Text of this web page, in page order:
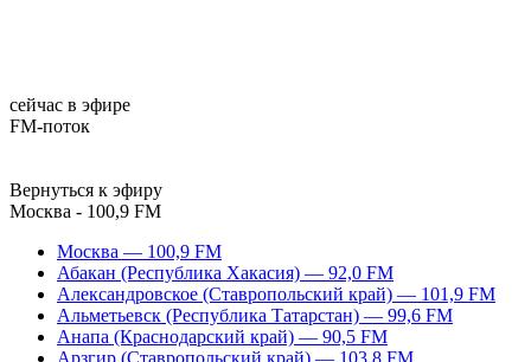
сейчас в эфире
FM-поток
Вернуться к эфиру
Москва - 100,9 FM
Москва — 100,9 FM
Абакан (Республика Хакасия) — 92,0 FM
Александровское (Ставропольский край) — 101,9 FM
Альметьевск (Республика Татарстан) — 99,6 FM
Анапа (Краснодарский край) — 90,5 FM
Арзгир (Ставропольский край) — 103,8 FM